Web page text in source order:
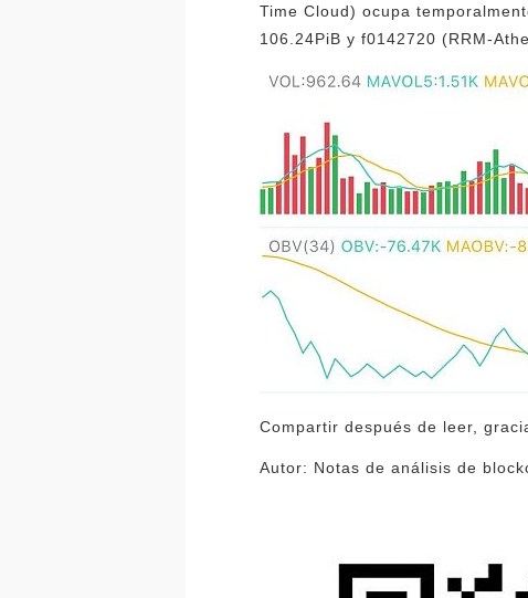
Time Cloud) ocupa
106.24PiB y f0142720 (RRM-
Compartir después de leer,
Autor: Notas de análisis de